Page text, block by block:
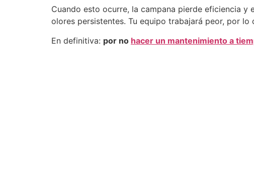
Cuando esto ocurre, la campana pierde eficiencia
olores persistentes. Tu equipo trabajará peor, por
En definitiva: por no hacer un mantenimiento a